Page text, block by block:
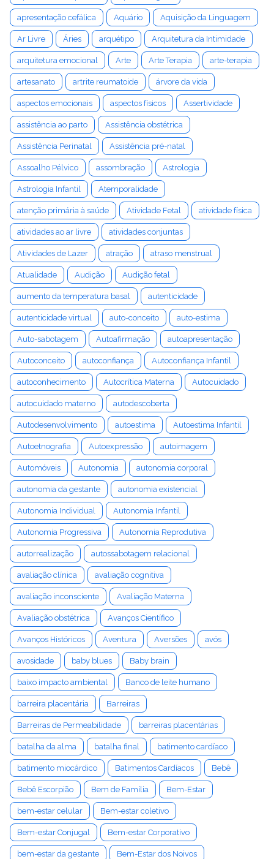
apresentação cefálica Aquário Aquisição da Linguagem
Ar Livre Áries arquétipo Arquitetura da Intimidade
arquitetura emocional Arte Arte Terapia arte-terapia
artesanato artrite reumatoide árvore da vida
aspectos emocionais aspectos físicos Assertividade
assistência ao parto Assistência obstétrica
Assistência Perinatal Assistência pré-natal
Assoalho Pélvico assombração Astrologia
Astrologia Infantil Atemporalidade
atenção primária à saúde Atividade Fetal atividade física
atividades ao ar livre atividades conjuntas
Atividades de Lazer atração atraso menstrual
Atualidade Audição Audição fetal
aumento da temperatura basal autenticidade
autenticidade virtual auto-conceito auto-estima
Auto-sabotagem Autoafirmação autoapresentação
Autoconceito autoconfiança Autoconfiança Infantil
autoconhecimento Autocrítica Materna Autocuidado
autocuidado materno autodescoberta
Autodesenvolvimento autoestima Autoestima Infantil
Autoetnografia Autoexpressão autoimagem
Automóveis Autonomia autonomia corporal
autonomia da gestante autonomia existencial
Autonomia Individual Autonomia Infantil
Autonomia Progressiva Autonomia Reprodutiva
autorrealização autossabotagem relacional
avaliação clínica avaliação cognitiva
avaliação inconsciente Avaliação Materna
Avaliação obstétrica Avanços Científico
Avanços Históricos Aventura Aversões avós
avosidade baby blues Baby brain
baixo impacto ambiental Banco de leite humano
barreira placentária Barreiras
Barreiras de Permeabilidade barreiras placentárias
batalha da alma batalha final batimento cardíaco
batimento miocárdico Batimentos Cardíacos Bebê
Bebê Escorpião Bem de Família Bem-Estar
bem-estar celular Bem-estar coletivo
Bem-estar Conjugal Bem-estar Corporativo
bem-estar da gestante Bem-Estar dos Noivos